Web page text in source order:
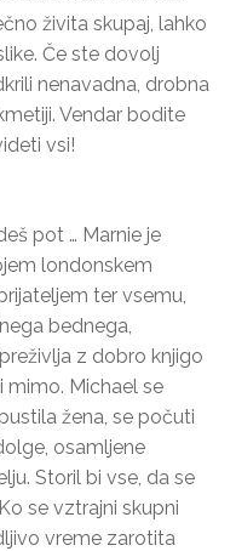
živita skupaj, lahko
Če ste dovolj
nenavadna, drobna
Vendar bodite
vsi!
pot … Marnie je
londonskem
ter vsemu,
bednega,
z dobro knjigo
mimo. Michael se
žena, se počuti
osamljene
Storil bi vse, da se
se vztrajni skupni
vreme zarotita